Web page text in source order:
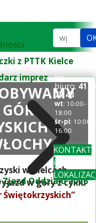
z PTTK Kielce
imprez
Oddziału 2026
Szukaj...
tel.
biuro: 41
77 43
wt: 10:00-
18:00
śr-pi: 10:00-
16:00
KONTAKT
i
-
w Kielcach
w góry z cyklu
Świętokrzyskich”